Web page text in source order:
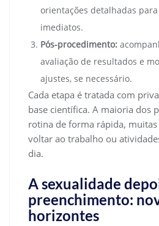
orientações detalhadas
imediatos.
Pós-procedimento:
avaliação de resultados e
ajustes, se necessário.
Cada etapa é tratada com
base científica. A maioria dos
rotina de forma rápida,
voltar ao trabalho ou
dia.
A sexualidade
preenchimento:
horizontes